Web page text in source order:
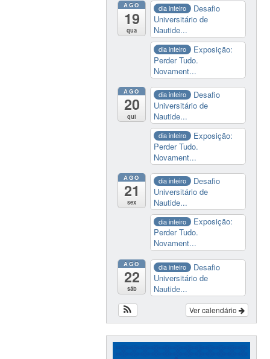
AGO
19
qua
dia inteiro
Desafio
Universitário de
Nautide...
dia inteiro
Exposição:
Perder Tudo.
Novament...
AGO
20
qui
dia inteiro
Desafio
Universitário de
Nautide...
dia inteiro
Exposição:
Perder Tudo.
Novament...
AGO
21
sex
dia inteiro
Desafio
Universitário de
Nautide...
dia inteiro
Exposição:
Perder Tudo.
Novament...
AGO
22
sáb
dia inteiro
Desafio
Universitário de
Nautide...
Ver calendário